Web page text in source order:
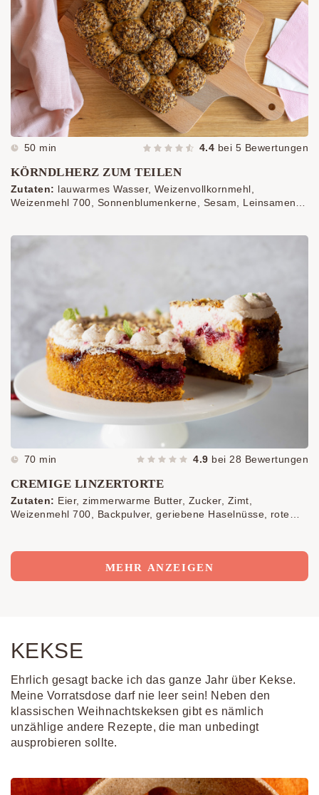
50 min 4.4 bei 5 Bewertungen
KÖRNDLHERZ ZUM TEILEN
Zutaten: lauwarmes Wasser, Weizenvollkornmehl,
Weizenmehl 700, Sonnenblumenkerne, Sesam, Leinsamen,
70 min 4.9 bei 28 Bewertungen
CREMIGE LINZERTORTE
Zutaten: Eier, zimmerwarme Butter, Zucker, Zimt,
Weizenmehl 700, Backpulver, geriebene Haselnüsse, rote
MEHR ANZEIGEN
KEKSE
Ehrlich gesagt backe ich das ganze Jahr über Kekse.
Meine Vorratsdose darf nie leer sein! Neben den
klassischen Weihnachtskeksen gibt es nämlich
unzählige andere Rezepte, die man unbedingt
ausprobieren sollte.